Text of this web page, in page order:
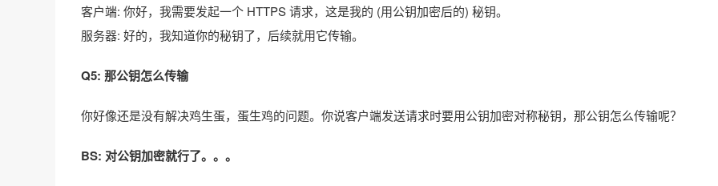
客户端: 你好，我需要发起一个 HTTPS 请求，这是我的 (用公钥加密后的) 秘钥。
服务器: 好的，我知道你的秘钥了，后续就用它传输。
Q5: 那公钥怎么传输
你好像还是没有解决鸡生蛋，蛋生鸡的问题。你说客户端发送请求时要用公钥加密对称秘钥，那公钥怎么传输呢？
BS: 对公钥加密就行了。。。